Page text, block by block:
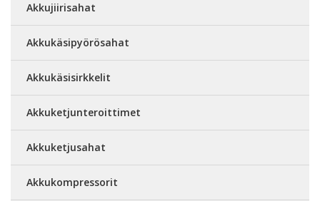
Akkujiirisahat
Akkukäsipyörösahat
Akkukäsisirkkelit
Akkuketjunteroittimet
Akkuketjusahat
Akkukompressorit